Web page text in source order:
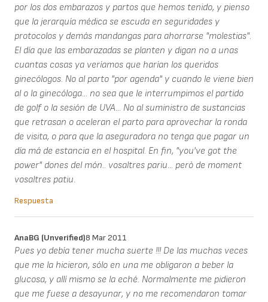
por los dos embarazos y partos que hemos tenido, y pienso
que la jerarquía médica se escuda en seguridades y
protocolos y demás mandangas para ahorrarse "molestias".
El día que las embarazadas se planten y digan no a unas
cuantas cosas ya veríamos que harían los queridos
ginecólogos. No al parto "por agenda" y cuando le viene bien
al o la ginecóloga... no sea que le interrumpimos el partido
de golf o la sesión de UVA... No al suministro de sustancias
que retrasan o aceleran el parto para aprovechar la ronda
de visita, o para que la aseguradora no tenga que pagar un
día má de estancia en el hospital. En fin, "you've got the
power" dones del món.. vosaltres pariu... però de moment
vosaltres patiu.
Respuesta
AnaBG (unverified)8 Mar 2011
Pues yo debía tener mucha suerte !!! De las muchas veces
que me la hicieron, sólo en una me obligaron a beber la
glucosa, y allí mismo se la eché. Normalmente me pidieron
que me fuese a desayunar, y no me recomendaron tomar